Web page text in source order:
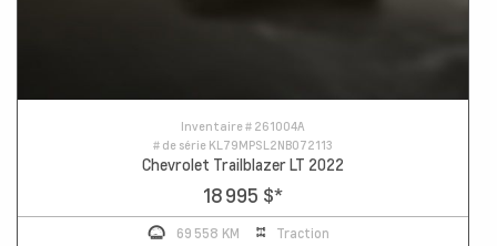
Inventaire # 261004A
# de série KL79MPSL2NB072113
Chevrolet Trailblazer LT 2022
18 995 $*
69 558 KM Traction